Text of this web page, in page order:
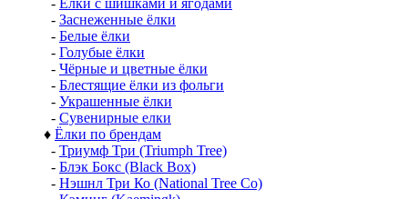
- Ёлки с шишками и ягодами
- Заснеженные ёлки
- Белые ёлки
- Голубые ёлки
- Чёрные и цветные ёлки
- Блестящие ёлки из фольги
- Украшенные ёлки
- Сувенирные елки
♦ Ёлки по брендам
- Триумф Три (Triumph Tree)
- Блэк Бокс (Black Box)
- Нэшнл Три Ко (National Tree Co)